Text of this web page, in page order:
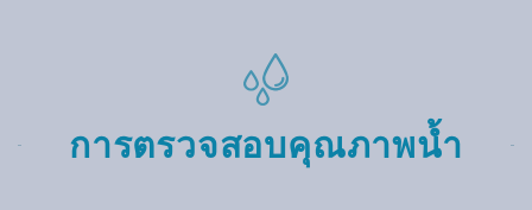
การตรวจสอบคุณภาพน้ำ